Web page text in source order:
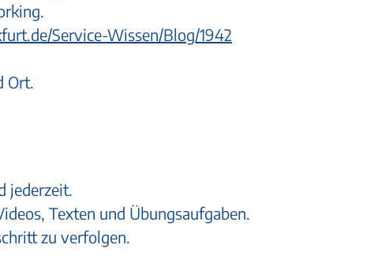
Service-Wissen/Blog/1942
Ort.
jederzeit.
Texten und Übungsaufgaben.
zu verfolgen.